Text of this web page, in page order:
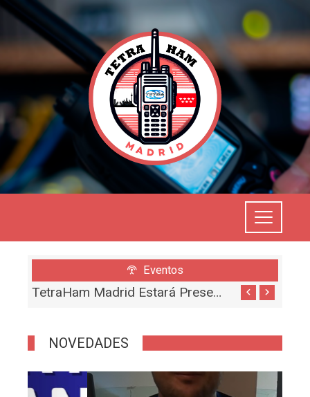
Eventos
TetraHam Madrid Estará Presente En IberRadio 2025
NOVEDADES